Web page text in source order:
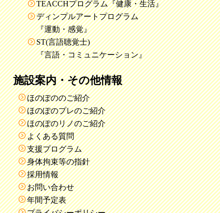
TEACCHプログラム『健康・生活』
ディンプルアートプログラム
『運動・感覚』
ST(言語聴覚士)
『言語・コミュニケーション』
施設案内・その他情報
ほのぽののご紹介
ほのぽのプレのご紹介
ほのぽのリノのご紹介
よくある質問
支援プログラム
身体拘束等の指針
採用情報
お問い合わせ
年間予定表